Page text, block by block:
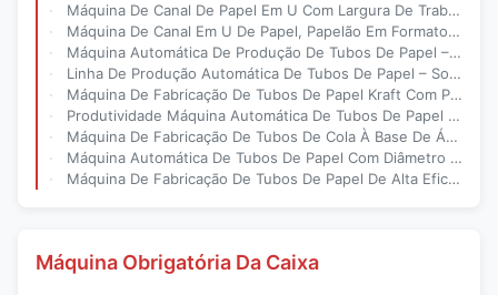
Máquina De Canal De Papel Em U Com Largura De Trabalho De 100 Mm 60 Metros Por Minuto Velocidade E Controle Numérico Para Fabricação De Tabuleiro De Canto De Papel Em U
Máquina De Canal Em U De Papel, Papelão Em Formato De U, Protetor De Borda De Papel, Máquina De Fazer Placa De Canto
Máquina Automática De Produção De Tubos De Papel – Alta Eficiência E Personalizável
Linha De Produção Automática De Tubos De Papel – Solução Ecológica De Alta Velocidade
Máquina De Fabricação De Tubos De Papel Kraft Com Produção De Alta Eficiência
Produtividade Máquina Automática De Tubos De Papel Com 0-20 M/Min Variabilidade De Velocidade
Máquina De Fabricação De Tubos De Cola À Base De Água Personalizável Para Tubos De Papel De Diâmetro De 20-500 Mm Velocidade 0-100m/Min
Máquina Automática De Tubos De Papel Com Diâmetro Ajustável 60-800 Mm
Máquina De Fabricação De Tubos De Papel De Alta Eficiência 50-60 Tubos/Min
Máquina Obrigatória Da Caixa